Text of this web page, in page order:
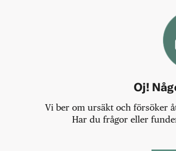
Oj!
Vi ber om ursäkt och försöker
Har du frågor eller